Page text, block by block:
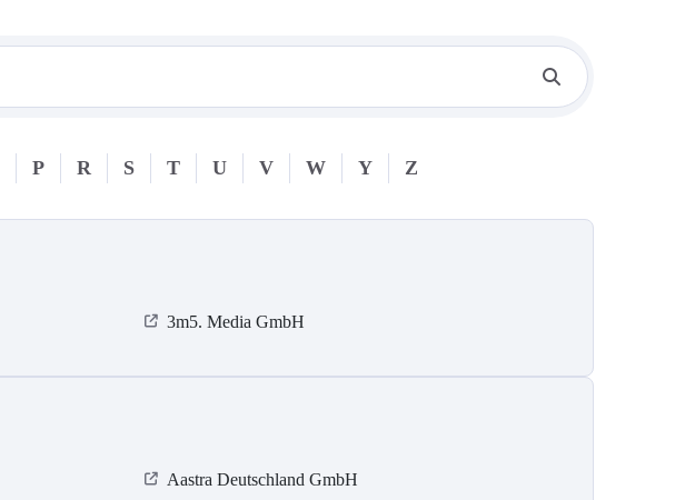
P R S T U V W Y Z
3m5. Media GmbH
Aastra Deutschland GmbH